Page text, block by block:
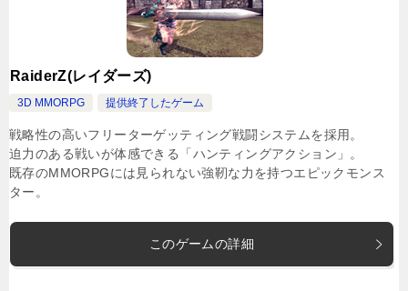
RaiderZ(レイダーズ)
3D MMORPG 提供終了したゲーム
戦略性の高いフリーターゲッティング戦闘システムを採用。
迫力のある戦いが体感できる「ハンティングアクション」。
既存のMMORPGには見られない強靭な力を持つエピックモンス
ター。
このゲームの詳細